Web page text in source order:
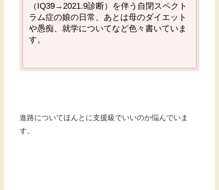
（IQ39→2021.9診断）を伴う自閉スペクト
ラム症の娘の日常、あとは母のダイエット
や愚痴、就学についてなど色々書いていま
す。
進路についてほんとに支援級でいいのか悩んでいま
す。